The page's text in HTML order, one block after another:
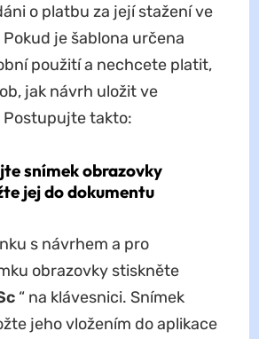
o platbu za její stažení ve
je šablona určena
použití a nechcete platit,
jak návrh uložit ve
Postupujte takto:
snímek obrazovky
jej do dokumentu
s návrhem a pro
obrazovky stiskněte
“ na klávesnici. Snímek
jeho vložením do aplikace